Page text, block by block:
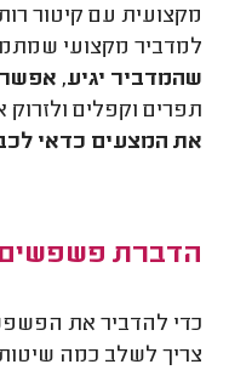
מקצועית עם קיטור
למדביר מקצועי
שהמדביר יגיע,
תפרים וקפלים
את המצעים כדאי לכבס ב־60
הדברת פשפשים
כדי להדביר את
צריך לשלב כמה